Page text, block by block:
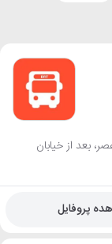
عصر، بعد از خیابان
پروفایل